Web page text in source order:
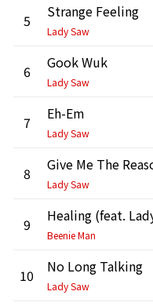
5 Strange Feeling
Lady Saw
6 Gook Wuk
Lady Saw
7 Eh-Em
Lady Saw
8 Give Me The
Lady Saw
9
Beenie Man
10 No Long Talking
Lady Saw